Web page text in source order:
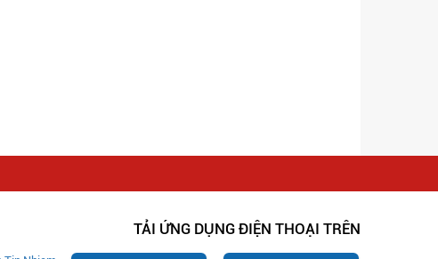
TẢI ỨNG DỤNG ĐIỆN THOẠI TRÊN